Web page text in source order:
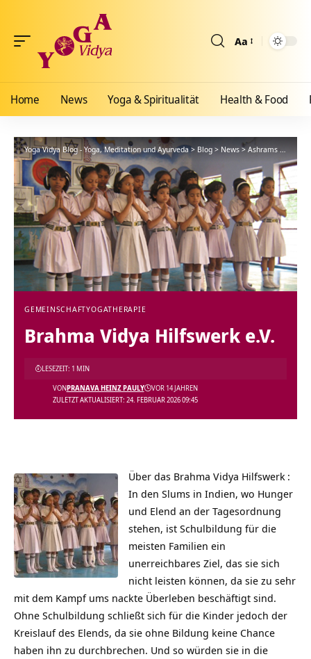
Aa
Home News Yoga & Spiritualität Health & Food
Yoga Vidya Blog - Yoga, Meditation und Ayurveda> Blog > News>Ashrams
GEMEINSCHAFTYOGATHERAPIE
Brahma Vidya Hilfswerk e.V.
ZULETZT AKTUALISIERT: 24. FEBRUAR 2026 09:45
VONPRANAVA HEINZ PAULY VOR 14 JAHREN
LESEZEIT: 1 MIN
Über das Brahma Vidya Hilfswerk :
In den Slums in Indien, wo Hunger
und Elend an der Tagesordnung
stehen, ist Schulbildung für die
meisten Familien ein
unerreichbares Ziel, das sie sich
nicht leisten können, da sie zu sehr
mit dem Kampf ums nackte Überleben beschäftigt sind.
Ohne Schulbildung schließt sich für die Kinder jedoch der
Kreislauf des Elends, da sie ohne Bildung keine Chance
haben ihn zu durchbrechen. Und so würden sie in die